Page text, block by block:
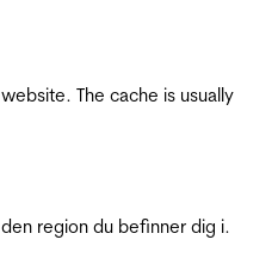
The cache is usually
region du befinner dig i.